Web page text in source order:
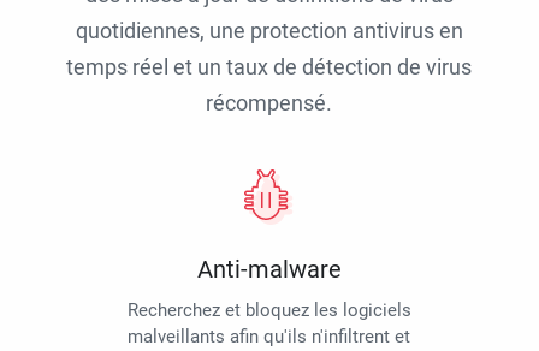
quotidiennes, une protection antivirus en
temps réel et un taux de détection de virus
récompensé.
Anti-malware
Recherchez et bloquez les logiciels
malveillants afin qu'ils n'infiltrent et